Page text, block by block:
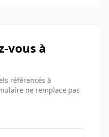
vous à
référencés à
ne remplace pas